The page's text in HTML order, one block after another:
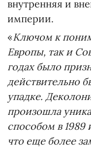
внутренняя и
империи.
«Ключом к
Европы, так и
годах было
действительно
упадке.
произошла
способом в 1989
что еще более